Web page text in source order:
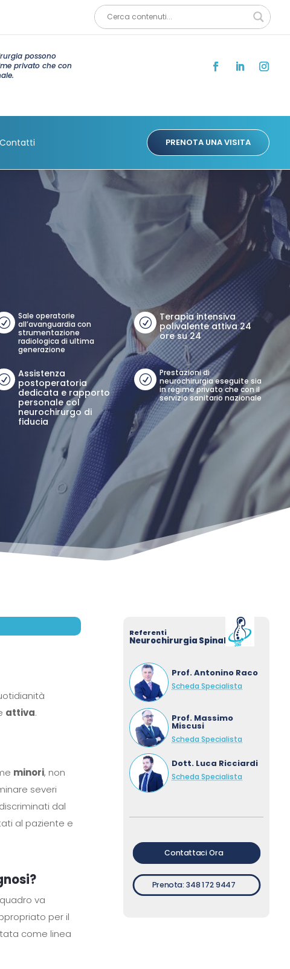
possono
privato che con
Contatti PRENOTA UNA VISITA
Sale operatorie
all’avanguardia con
strumentazione
radiologica di ultima
generazione
R
Terapia intensiva
polivalente attiva 24
ore su 24
Assistenza
postoperatoria
dedicata e rapporto
personale col
neurochirurgo di
fiducia
R
Prestazioni di
neurochirurgia eseguite sia
in regime privato che con il
servizio sanitario nazionale
attiva.
minori, non
severi
dal
al paziente e
va
per il
come linea
Referenti
Neurochirurgia Spinale
Prof. Antonino Raco
Scheda Specialista
Prof. Massimo
Miscusi
Scheda Specialista
Dott. Luca Ricciardi
Scheda Specialista
Contattaci Ora
Prenota: 348 172 9447